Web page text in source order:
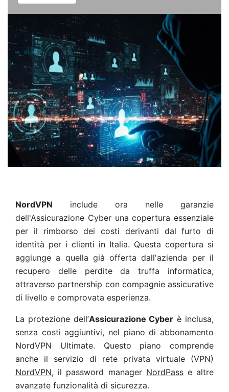
NordVPN include ora nelle garanzie
dell'Assicurazione Cyber una copertura essenziale
per il rimborso dei costi derivanti dal furto di
identità per i clienti in Italia. Questa copertura si
aggiunge a quella già offerta dall'azienda per il
recupero delle perdite da truffa informatica,
attraverso partnership con compagnie assicurative
di livello e comprovata esperienza.
La protezione dell’Assicurazione Cyber è inclusa,
senza costi aggiuntivi, nel piano di abbonamento
NordVPN Ultimate. Questo piano comprende
anche il servizio di rete privata virtuale (VPN)
NordVPN, il password manager NordPasse altre
avanzate funzionalità di sicurezza.